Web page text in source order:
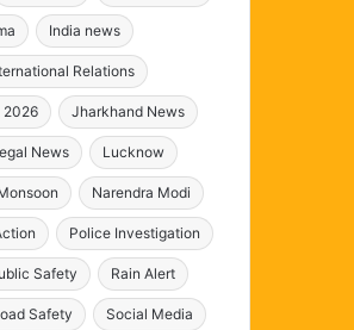
India news
Relations
2026 Jharkhand News
News Lucknow
Narendra Modi
Police Investigation
Safety Rain Alert
Safety Social Media